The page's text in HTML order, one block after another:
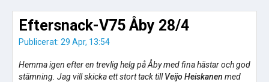
Eftersnack-V75 Åby 28/4
Publicerat: 29 Apr, 13:54
Hemma igen efter en trevlig helg på Åby med fina hästar och god
stämning. Jag vill skicka ett stort tack tillVeijo Heiskanen med